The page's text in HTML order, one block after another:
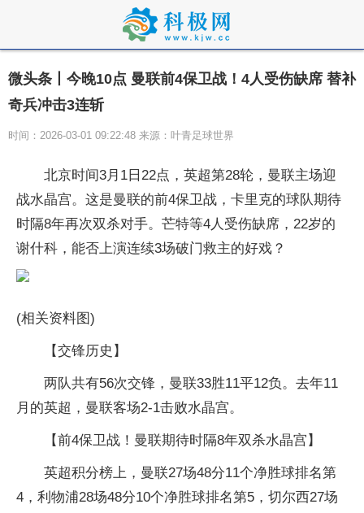
微头条丨今晚10点 曼联前4保卫战！4人受伤缺席 替补
奇兵冲击3连斩
时间：2026-03-01 09:22:48 来源：叶青足球世界
北京时间3月1日22点，英超第28轮，曼联主场迎
战水晶宫。这是曼联的前4保卫战，卡里克的球队期待
时隔8年再次双杀对手。芒特等4人受伤缺席，22岁的
谢什科，能否上演连续3场破门救主的好戏？
(相关资料图)
【交锋历史】
两队共有56次交锋，曼联33胜11平12负。去年11
月的英超，曼联客场2-1击败水晶宫。
【前4保卫战！曼联期待时隔8年双杀水晶宫】
英超积分榜上，曼联27场48分11个净胜球排名第
4，利物浦28场48分10个净胜球排名第5，切尔西27场